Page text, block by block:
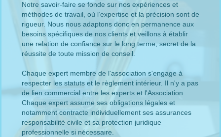
Notre savoir-faire se fonde sur nos expériences et
méthodes de travail, où l’expertise et la précision sont de
rigueur. Nous nous adaptons donc en permanence aux
besoins spécifiques de nos clients et veillons à établir
une relation de confiance sur le long terme, secret de la
réussite de toute mission de conseil.
Chaque expert membre de l'association s'engage à
respecter les statuts et le règlement intérieur. Il n'y a pas
de lien commercial entre les experts et l'Association.
Chaque expert assume ses obligations légales et
notamment contracte individuellement ses assurances
responsabilité civile et sa protection juridique
professionnelle si nécessaire.